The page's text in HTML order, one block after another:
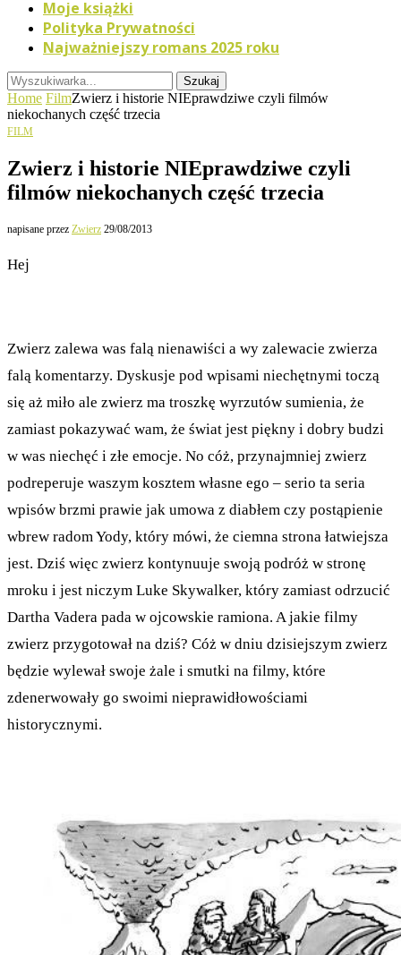
Moje książki
Polityka Prywatności
Najważniejszy romans 2025 roku
Szukaj
Home FilmZwierz i historie NIEprawdziwe czyli filmów
niekochanych część trzecia
FILM
Zwierz i historie NIEprawdziwe czyli
filmów niekochanych część trzecia
napisane przez Zwierz 29/08/2013
Hej
Zwierz zalewa was falą nienawiści a wy zalewacie zwierza
falą komentarzy. Dyskusje pod wpisami niechętnymi toczą
się aż miło ale zwierz ma troszkę wyrzutów sumienia, że
zamiast pokazywać wam, że świat jest piękny i dobry budzi
w was niechęć i złe emocje. No cóż, przynajmniej zwierz
podreperuje waszym kosztem własne ego – serio ta seria
wpisów brzmi prawie jak umowa z diabłem czy postąpienie
wbrew radom Yody, który mówi, że ciemna strona łatwiejsza
jest. Dziś więc zwierz kontynuuje swoją podróż w stronę
mroku i jest niczym Luke Skywalker, który zamiast odrzucić
Dartha Vadera pada w ojcowskie ramiona. A jakie filmy
zwierz przygotował na dziś? Cóż w dniu dzisiejszym zwierz
będzie wylewał swoje żale i smutki na filmy, które
zdenerwowały go swoimi nieprawidłowościami
historycznymi.